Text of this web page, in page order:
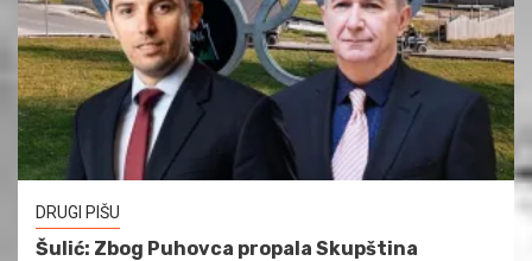
DRUGI PIŠU
Šulić: Zbog Puhovca propala Skupština